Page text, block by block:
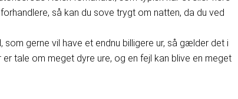
så kan du sove trygt om natten, da du ved
som gerne vil have et endnu billigere ur, så gælder det i
tale om meget dyre ure, og en fejl kan blive en meget